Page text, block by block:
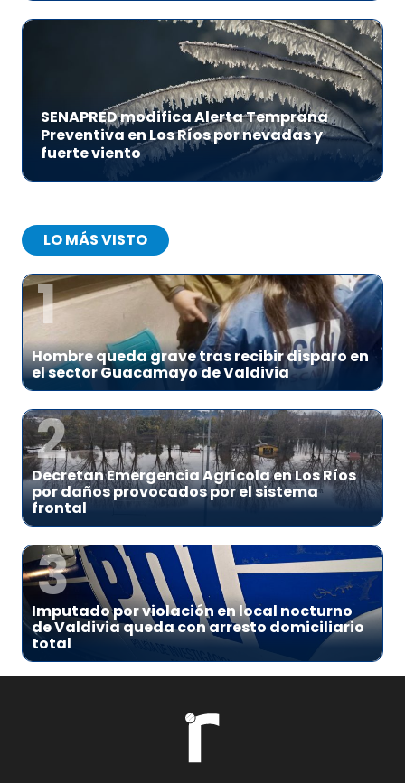
SENAPRED modifica Alerta Temprana
Preventiva en Los Ríos por nevadas y
fuerte viento
LO MÁS VISTO
1
Hombre queda grave tras recibir disparo en
el sector Guacamayo de Valdivia
2
Decretan Emergencia Agrícola en Los Ríos
por daños provocados por el sistema
frontal
3
Imputado por violación en local nocturno
de Valdivia queda con arresto domiciliario
total